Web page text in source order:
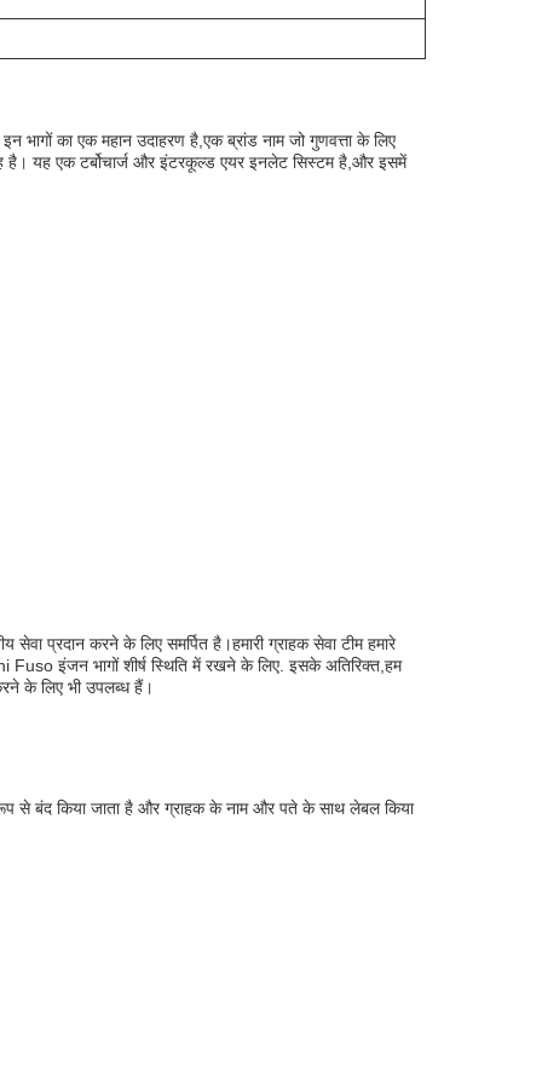
भागों का एक महान उदाहरण है,एक ब्रांड नाम जो गुणवत्ता के लिए
यह एक टर्बोचार्ज और इंटरकूल्ड एयर इनलेट सिस्टम है,और इसमें
प्रदान करने के लिए समर्पित है।हमारी ग्राहक सेवा टीम हमारे
इंजन भागों शीर्ष स्थिति में रखने के लिए. इसके अतिरिक्त,हम
के लिए भी उपलब्ध हैं।
रूप से बंद किया जाता है और ग्राहक के नाम और पते के साथ लेबल किया